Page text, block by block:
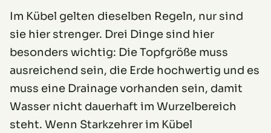
Im Kübel gelten dieselben Regeln, nur sind
sie hier strenger. Drei Dinge sind hier
besonders wichtig: Die Topfgröße muss
ausreichend sein, die Erde hochwertig und es
muss eine Drainage vorhanden sein, damit
Wasser nicht dauerhaft im Wurzelbereich
steht. Wenn Starkzehrer im Kübel